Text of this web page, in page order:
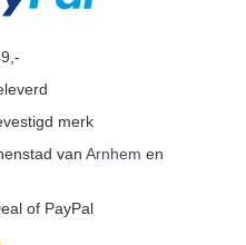
merk
van Arnhem en
of PayPal